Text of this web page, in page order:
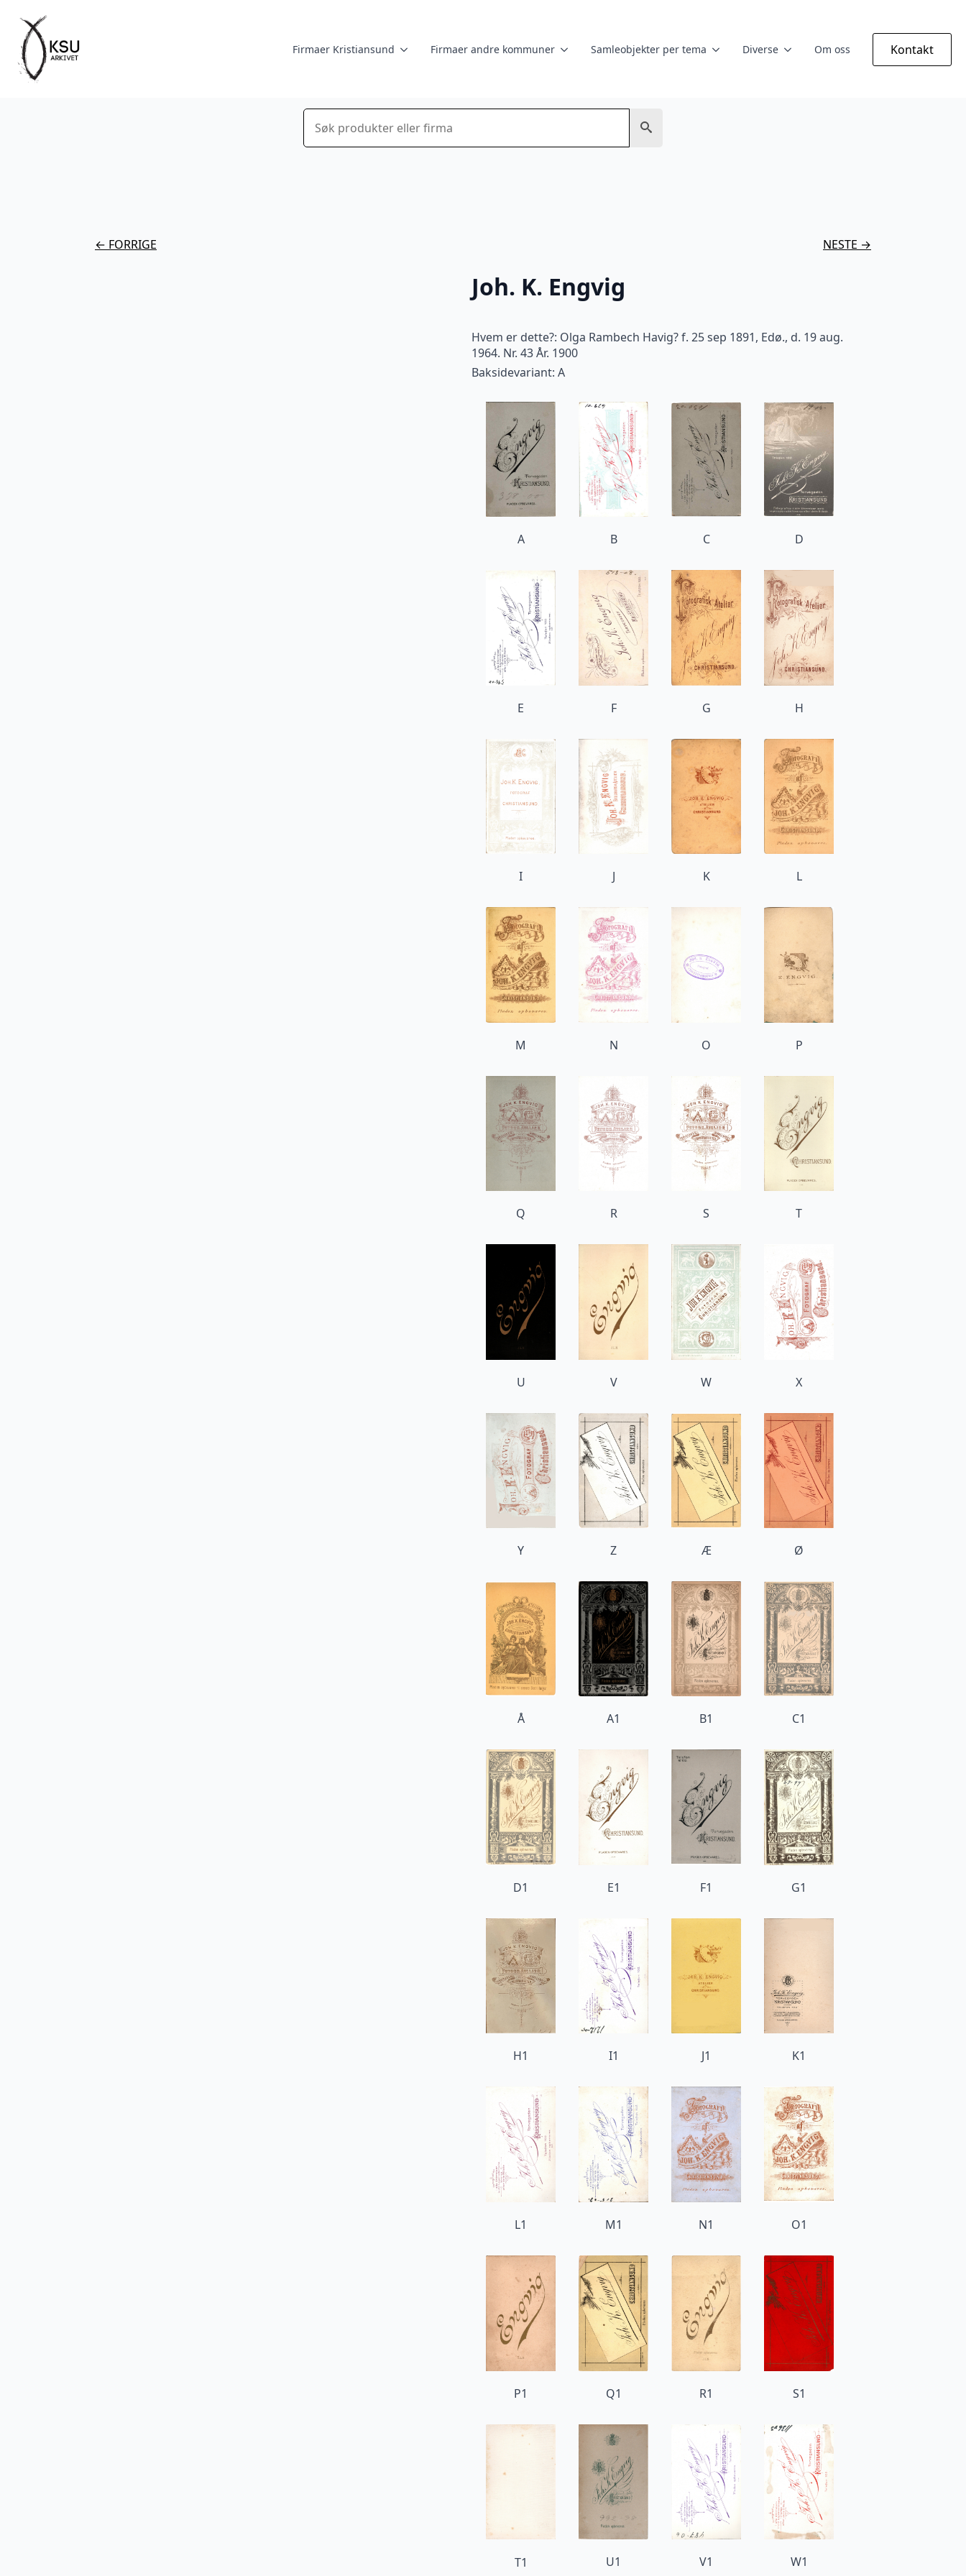
Firmaer Kristiansund Firmaer andre kommuner Samleobjekter per tema Diverse Om oss Kontakt
Søk
← FORRIGE NESTE →
Joh. K. Engvig
Hvem er dette?: Olga Rambech Havig? f. 25 sep 1891, Edø., d. 19 aug.
1964. Nr. 43 År. 1900
Baksidevariant: A
A B C D
E F G H
I J K L
M N O P
Q R S T
U V W X
Y Z Æ Ø
Å A1 B1 C1
D1 E1 F1 G1
H1 I1 J1 K1
L1 M1 N1 O1
P1 Q1 R1 S1
T1 U1 V1 W1